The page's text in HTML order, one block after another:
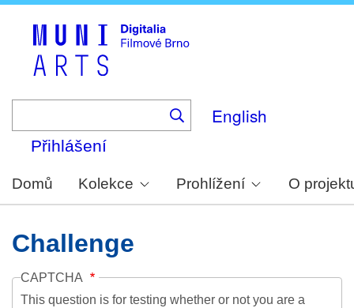
English
Přihlášení
Domů Kolekce Prohlížení O
Challenge
CAPTCHA
This question is for testing whether or not you are a